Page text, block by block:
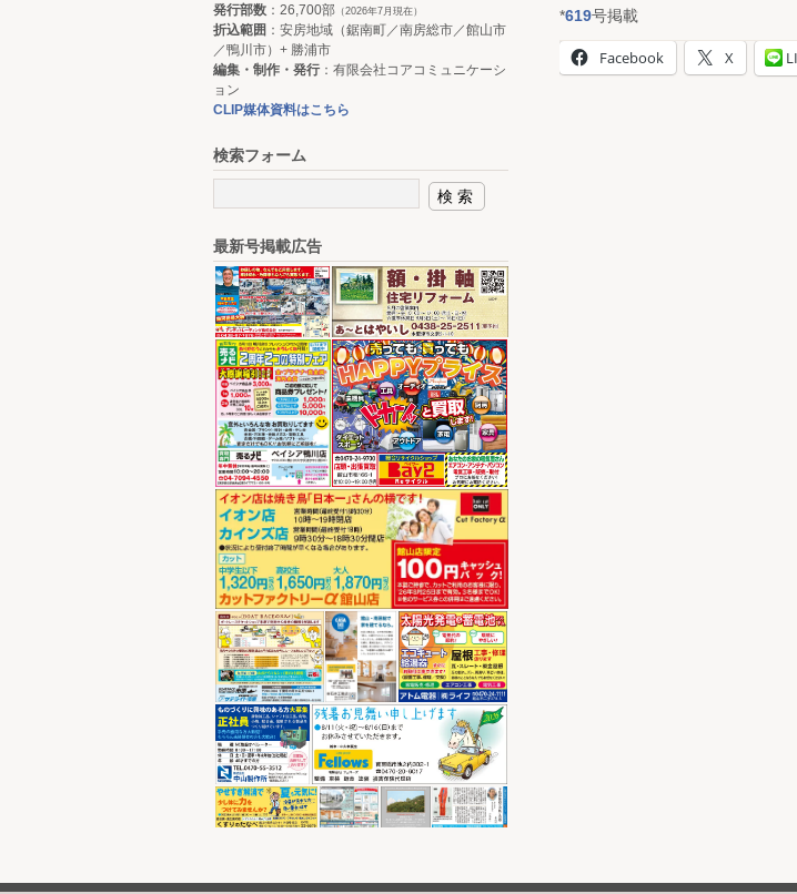
*619号掲載
Facebook X
発行部数 ：26,700部 （2026年7月現在）
折込範囲 ：安房地域（鋸南町／南房総市／館山市
／鴨川市）+ 勝浦市
編集・制作・発行：有限会社コアコミュニケーシ
ョン
CLIP媒体資料はこちら
検索フォーム
最新号掲載広告